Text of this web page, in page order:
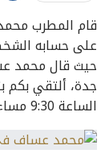
قام المطرب
على حسابه
حيث قال محمد
الساعة 9:30 مساءا.